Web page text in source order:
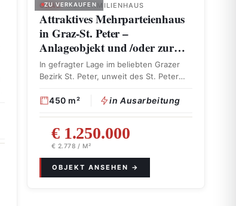
ZU VERKAUFEN
GRAZ· MEHRFAMILIENHAUS
Attraktives Mehrparteienhaus
in Graz-St. Peter –
Anlageobjekt und /oder zur…
In gefragter Lage im beliebten Grazer
Bezirk St. Peter, unweit des St. Peter
450 m² in Ausarbeitung
€ 1.250.000
€ 2.778 / M²